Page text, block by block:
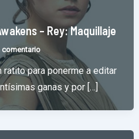
– Rey: Maquillaje
comentario
ratito para ponerme a editar
ganas y por […]